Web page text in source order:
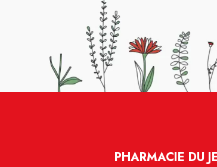
PHARMACIE DU